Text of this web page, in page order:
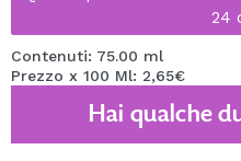
24
Contenuti: 75.00 ml
Prezzo x 100 Ml: 2,65€
Hai qualche